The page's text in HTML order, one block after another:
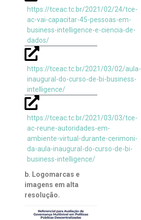
https://tceac.tc.br/2021/02/24/tce-
ac-vai-capacitar-45-pessoas-em-
business-intelligence-e-ciencia-de-
dados/
https://tceac.tc.br/2021/03/02/aula-
inaugural-do-curso-de-bi-business-
intelligence/
https://tceac.tc.br/2021/03/03/tce-
ac-reune-autoridades-em-
ambiente-virtual-durante-cerimoni-
da-aula-inaugural-do-curso-de-bi-
business-intelligence/
b. Logomarcas e
imagens em alta
resolução.